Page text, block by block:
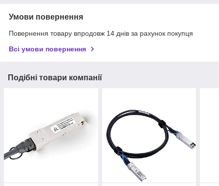
Умови повернення
Повернення товару впродовж 14 днів за рахунок покупця
Всі умови повернення
Подібні товари компанії